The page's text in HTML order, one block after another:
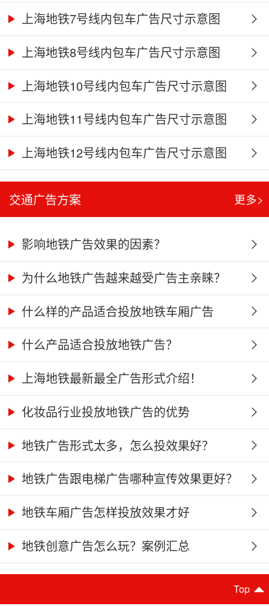
上海地铁7号线内包车广告尺寸示意图
上海地铁8号线内包车广告尺寸示意图
上海地铁10号线内包车广告尺寸示意图
上海地铁11号线内包车广告尺寸示意图
上海地铁12号线内包车广告尺寸示意图
交通广告方案 更多>
影响地铁广告效果的因素？
为什么地铁广告越来越受广告主亲睐？
什么样的产品适合投放地铁车厢广告
什么产品适合投放地铁广告？
上海地铁最新最全广告形式介绍！
化妆品行业投放地铁广告的优势
地铁广告形式太多，怎么投效果好？
地铁广告跟电梯广告哪种宣传效果更好？
地铁车厢广告怎样投放效果才好
地铁创意广告怎么玩？案例汇总
Top